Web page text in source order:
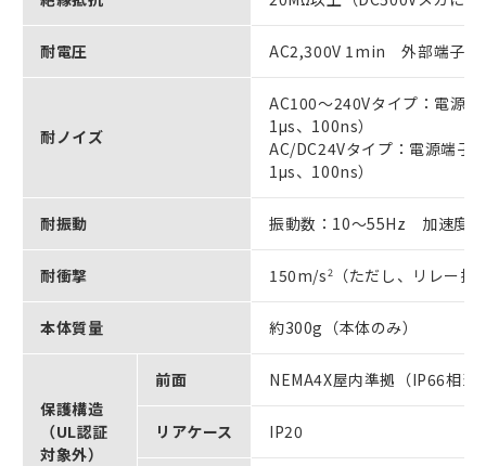
耐電圧 AC2,300V 1min 外部端子一
耐ノイズ
AC100～240Vタイプ：電源
1μs、100ns）
AC/DC24Vタイプ：電源端子
1μs、100ns）
耐振動 振動数：10～55Hz 加速度
耐衝撃 150m/s2 （ただし、リレー
本体質量 約300g（本体のみ）
保護構造
（UL認証
対象外）
前面 NEMA4X屋内準拠（IP66相当
リアケース IP20